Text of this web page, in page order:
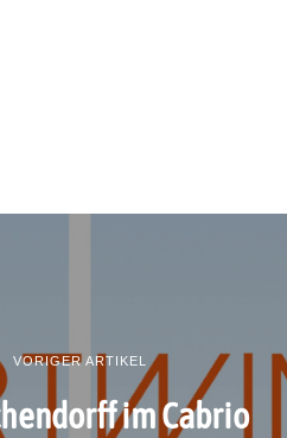
VORIGER ARTIKEL
im Cabrio